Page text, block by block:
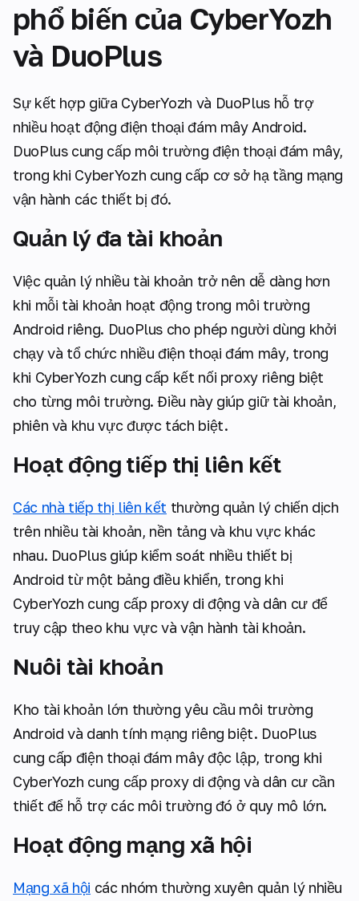
phổ biến của CyberYozh
và DuoPlus
Sự kết hợp giữa CyberYozh và DuoPlus hỗ trợ
nhiều hoạt động điện thoại đám mây Android.
DuoPlus cung cấp môi trường điện thoại đám mây,
trong khi CyberYozh cung cấp cơ sở hạ tầng mạng
vận hành các thiết bị đó.
Quản lý đa tài khoản
Việc quản lý nhiều tài khoản trở nên dễ dàng hơn
khi mỗi tài khoản hoạt động trong môi trường
Android riêng. DuoPlus cho phép người dùng khởi
chạy và tổ chức nhiều điện thoại đám mây, trong
khi CyberYozh cung cấp kết nối proxy riêng biệt
cho từng môi trường. Điều này giúp giữ tài khoản,
phiên và khu vực được tách biệt.
Hoạt động tiếp thị liên kết
Các nhà tiếp thị liên kết thường quản lý chiến dịch
trên nhiều tài khoản, nền tảng và khu vực khác
nhau. DuoPlus giúp kiểm soát nhiều thiết bị
Android từ một bảng điều khiển, trong khi
CyberYozh cung cấp proxy di động và dân cư để
truy cập theo khu vực và vận hành tài khoản.
Nuôi tài khoản
Kho tài khoản lớn thường yêu cầu môi trường
Android và danh tính mạng riêng biệt. DuoPlus
cung cấp điện thoại đám mây độc lập, trong khi
CyberYozh cung cấp proxy di động và dân cư cần
thiết để hỗ trợ các môi trường đó ở quy mô lớn.
Hoạt động mạng xã hội
Mạng xã hội các nhóm thường xuyên quản lý nhiều